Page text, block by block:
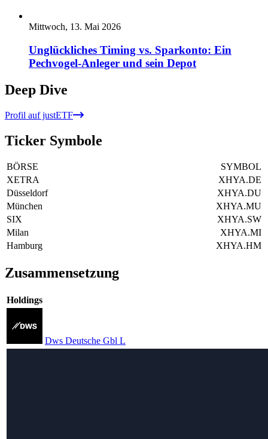
Mittwoch, 13. Mai 2026
Unglückliches Timing vs. Sparkonto: Ein
Pechvogel-Anleger und sein Depot
Deep Dive
Profil auf justETF
Ticker Symbole
BÖRSE
SYMBOL
XETRA
XHYA.DE
Düsseldorf
XHYA.DU
München
XHYA.MU
SIX
XHYA.SW
Milan
XHYA.MI
Hamburg
XHYA.HM
Zusammensetzung
Holdings
Dws Deutsche Gbl L